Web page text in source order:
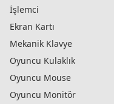
İşlemci
Ekran Kartı
Mekanik Klavye
Oyuncu Kulaklık
Oyuncu Mouse
Oyuncu Monitör